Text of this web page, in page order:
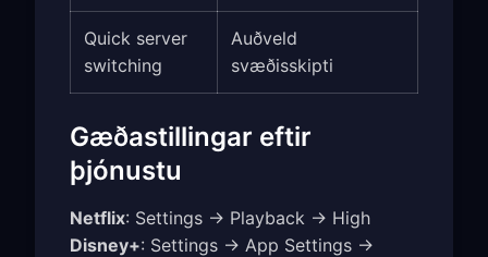
Quick server
switching
Auðveld
svæðisskipti
Gæðastillingar eftir
þjónustu
Netflix: Settings → Playback → High
Disney+: Settings → App Settings →